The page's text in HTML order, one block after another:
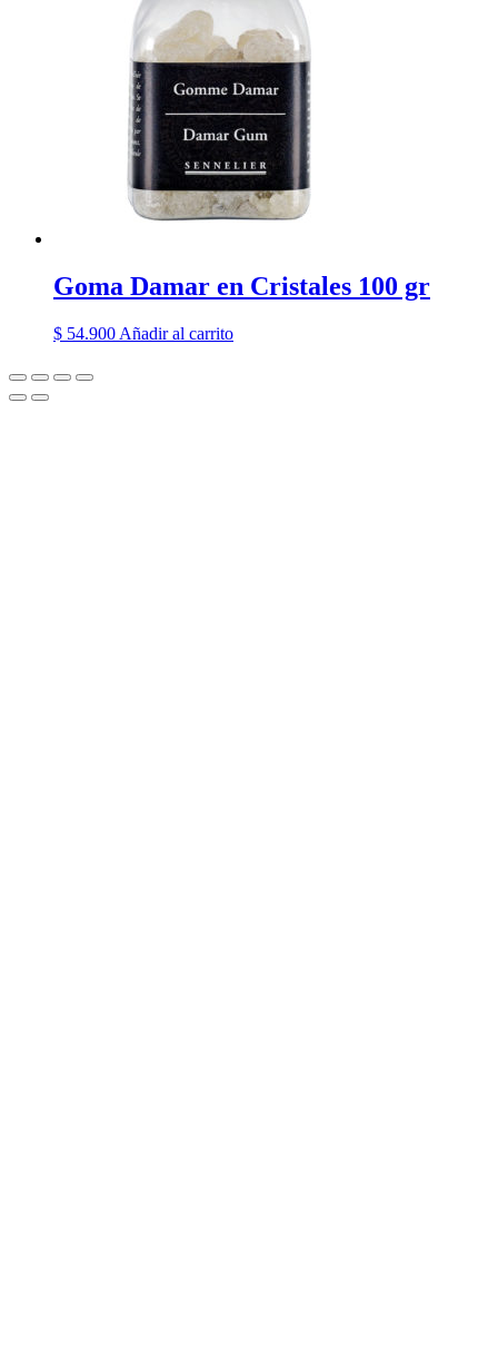
Goma Damar en Cristales 100 gr
$ 54.900 Añadir al carrito